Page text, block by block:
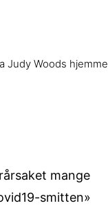
Judy Woods
mange
smitten»